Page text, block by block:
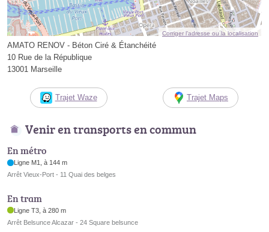
Corriger l’adresse ou la localisation
AMATO RENOV - Béton Ciré & Étanchéité
10 Rue de la République
13001 Marseille
Trajet Waze Trajet Maps
Venir en transports en commun
En métro
Ligne M1, à 144 m
Arrêt Vieux-Port - 11 Quai des belges
En tram
Ligne T3, à 280 m
Arrêt Belsunce Alcazar - 24 Square belsunce